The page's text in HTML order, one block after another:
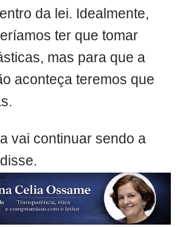
da lei. Idealmente,
ter que tomar
mas para que a
aconteça teremos que
vai continuar sendo a